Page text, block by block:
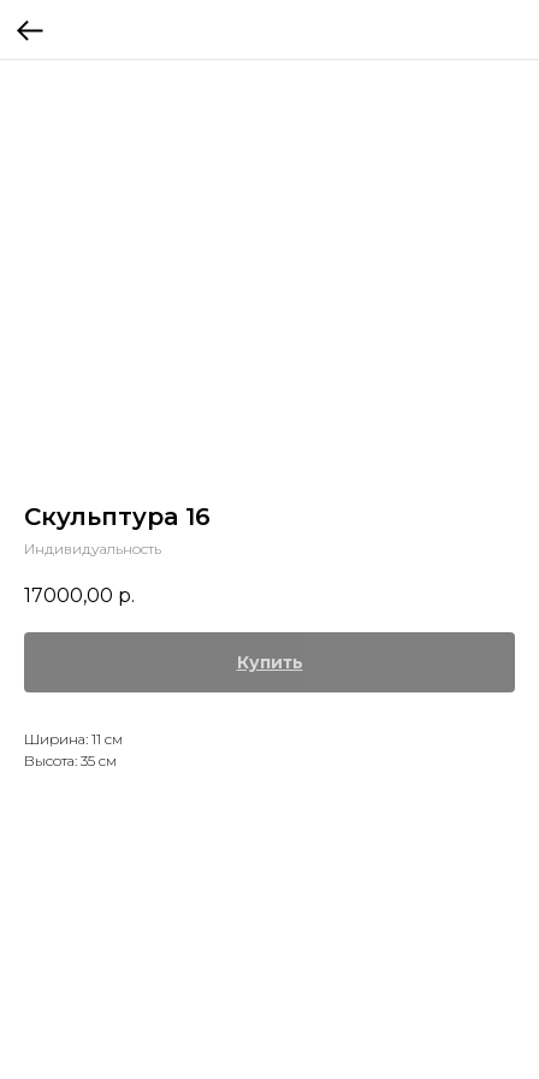
Скульптура 16
Индивидуальность
17000,00 р.
Купить
Ширина: 11 см
Высота: 35 см